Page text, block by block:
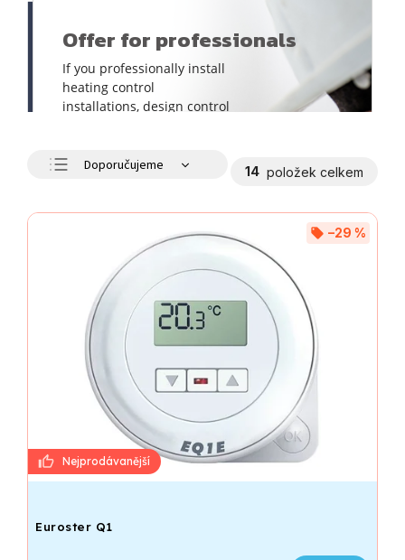
Doporučujeme
Nejprodávanější
Abecedně
14 položek celkem
Euroster Q1
–29 %